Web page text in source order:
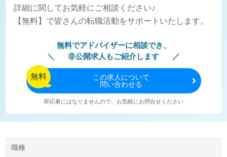
詳細に関してお気軽にご相談ください♪
【無料】で皆さんの転職活動をサポートいたします。
無料でアドバイザーに相談でき、
非公開求人もご紹介します
無料 この求人について
問い合わせる
即応募にはなりませんので、お気軽にお問合せください
職種